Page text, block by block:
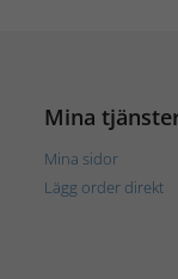
Mina
Mina sidor
Lägg order direkt